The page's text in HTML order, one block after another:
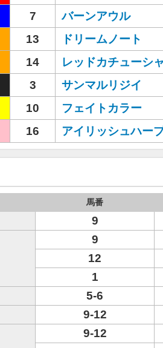
7
バーンアウル
13
ドリームノート
14
レッドカチューシ
3
サンマルリジイ
10
フェイトカラー
16 アイリッシュハー
馬番
9
9
12
1
5-6
9-12
9-12